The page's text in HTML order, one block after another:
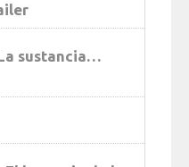
sustancia…